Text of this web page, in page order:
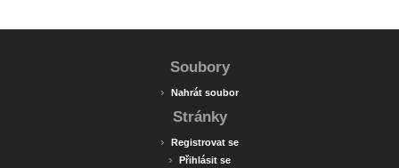
Soubory
› Nahrát soubor
Stránky
› Registrovat se
› Přihlásit se